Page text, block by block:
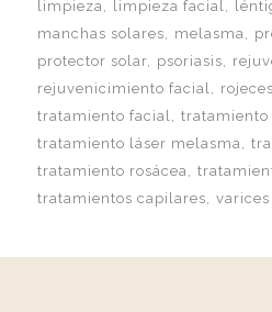
limpieza
limpieza facial
manchas solares
melasma
protector solar
psoriasis
rejuvenicimiento facial
rojeces
tratamiento facial
tratamiento
tratamiento láser melasma
tratamiento rosácea
tratamientos capilares
varices